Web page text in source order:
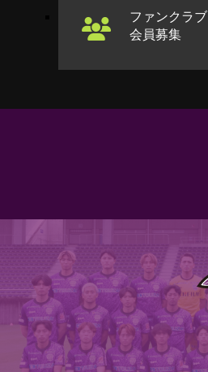
ファンクラブ
会員募集